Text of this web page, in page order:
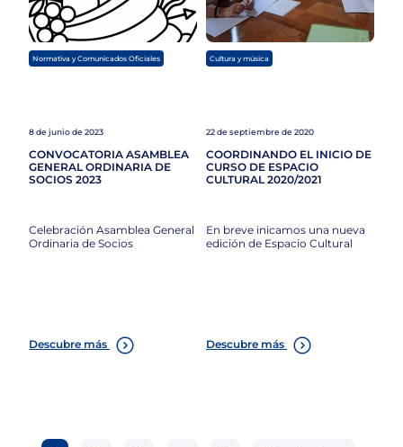
CONVOCATORIA ASAMBLEA
GENERAL ORDINARIA DE
SOCIOS 2023
8 de junio de 2023
Normativa y Comunicados Oficiales
Celebración Asamblea General
Ordinaria de Socios
Descubre más
COORDINANDO EL INICIO DE
CURSO DE ESPACIO
CULTURAL 2020/2021
22 de septiembre de 2020
Cultura y música
En breve inicamos una nueva
edición de Espacio Cultural
Descubre más